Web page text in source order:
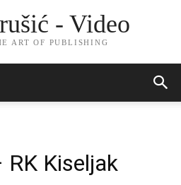
- Video
ART OF PUBLISHING
RK Kiseljak